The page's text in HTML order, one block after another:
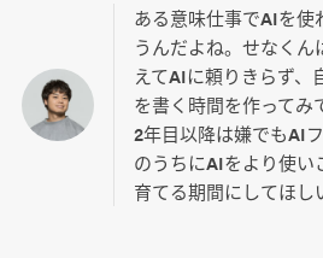
ある意味仕事でAIを使
うんだよね。せなくん
えてAIに頼りきらず、
を書く時間を作ってみ
2年目以降は嫌でもAI
のうちにAIをより使い
育てる期間にしてほし